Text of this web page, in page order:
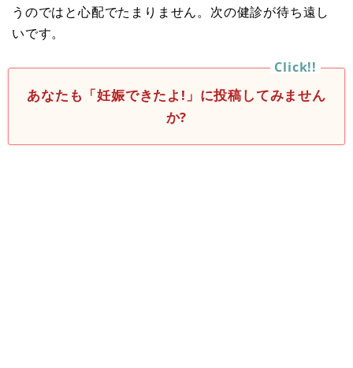
うのではと心配でたまりません。次の健診が待ち遠し
いです。
あなたも「妊娠できたよ!」に投稿してみません
か?